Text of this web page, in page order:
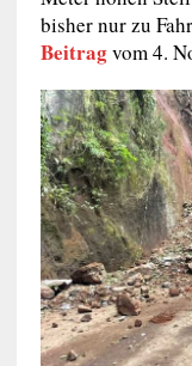
bisher nur zu
Beitragvom 4.